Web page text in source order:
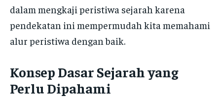
dalam mengkaji peristiwa sejarah karena
pendekatan ini mempermudah kita memahami
alur peristiwa dengan baik.
Konsep Dasar Sejarah yang
Perlu Dipahami